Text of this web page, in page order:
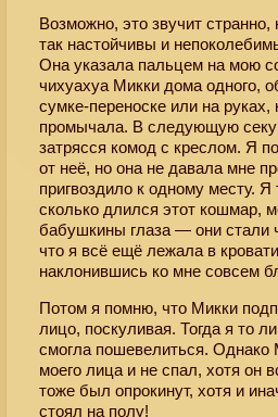
Возможно, это звучит
так настойчивы и
Она указала пальцем на мою
чихуахуа Микки дома одного,
сумке-переноске или на руках,
промычала. В следующую
затрясся комод с креслом. Я
от неё, но она не давала мне
пригвоздило к одному месту.
сколько длился этот кошмар,
бабушкины глаза — они
что я всё ещё лежала в
наклонившись ко мне совсем
Потом я помню, что Микки
лицо, поскуливая. Тогда я то
смогла пошевелиться.
моего лица и не спал, хотя он
тоже был опрокинут, хотя и
стоял на полу!